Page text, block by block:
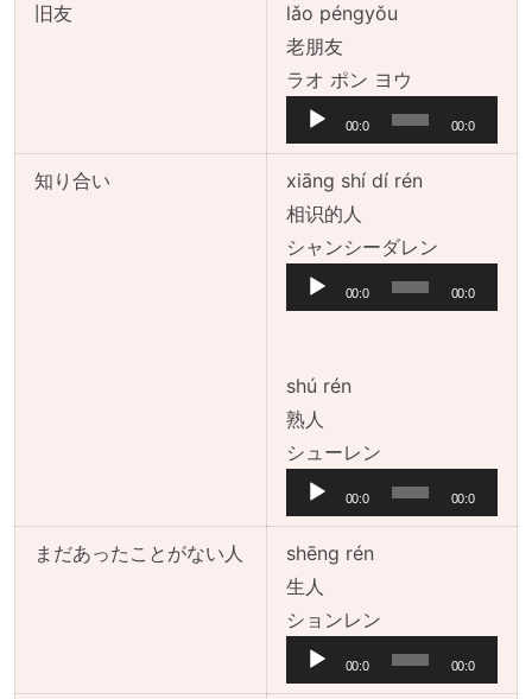
旧友
lǎo péngyǒu
老朋友
ラオ ポン ヨウ
声
プ
レ
ヤ
ー
00:0
0
00:0
0
知り合い
xiāng shí dí rén
相识的人
シャンシーダレン音
プ
00:0
0
00:0
0
shú rén
熟人
シューレン音
声
プ
ヤ
ー
00:0
0
00:0
0
まだあったことがない人
shēng rén
生人
ションレン音
声
プ
00:0
0
00:0
0